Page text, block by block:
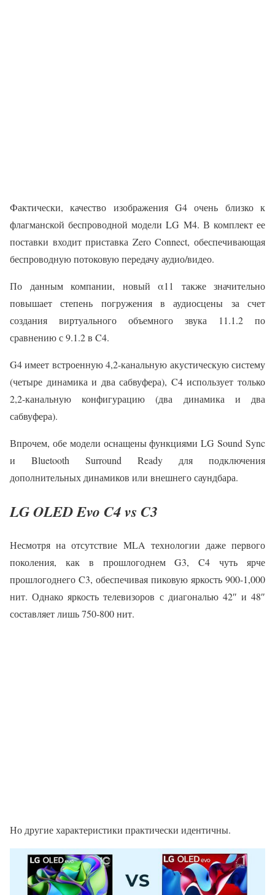
Фактически, качество изображения G4 очень близко к
флагманской беспроводной модели LG M4. В комплект ее
поставки входит приставка Zero Connect, обеспечивающая
беспроводную потоковую передачу аудио/видео.
По данным компании, новый α11 также значительно
повышает степень погружения в аудиосцены за счет
создания виртуального объемного звука 11.1.2 по
сравнению с 9.1.2 в C4.
G4 имеет встроенную 4,2-канальную акустическую систему
(четыре динамика и два сабвуфера), C4 использует только
2,2-канальную конфигурацию (два динамика и два
сабвуфера).
Впрочем, обе модели оснащены функциями LG Sound Sync
и Bluetooth Surround Ready для подключения
дополнительных динамиков или внешнего саундбара.
LG OLED Evo C4 vs C3
Несмотря на отсутствие MLA технологии даже первого
поколения, как в прошлогоднем G3, C4 чуть ярче
прошлогоднего C3, обеспечивая пиковую яркость 900-1,000
нит. Однако яркость телевизоров с диагональю 42″ и 48″
составляет лишь 750-800 нит.
Но другие характеристики практически идентичны.